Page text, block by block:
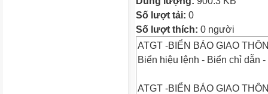
Số lượt tải: 0
Số lượt thích: 0 người
ATGT -BIỂN BÁO GIAO
Biển hiệu lệnh - Biển chỉ dẫn
ATGT -BIỂN BÁO GIAO